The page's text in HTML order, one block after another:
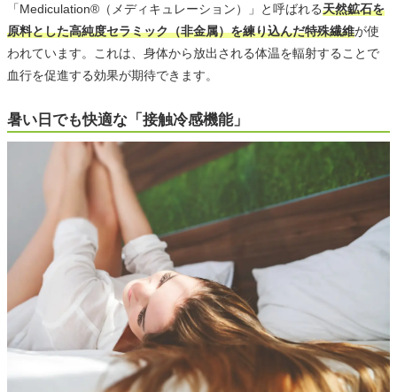
「Mediculation®（メディキュレーション）」と呼ばれる天然鉱石を
原料とした高純度セラミック（非金属）を練り込んだ特殊繊維が使
われています。これは、身体から放出される体温を輻射することで
血行を促進する効果が期待できます。
暑い日でも快適な「接触冷感機能」